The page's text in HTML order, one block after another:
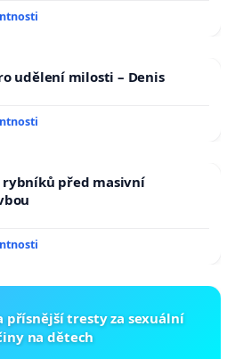
udělení milosti – Denis
rybníků před masivní
přísnější tresty za sexuální
na dětech